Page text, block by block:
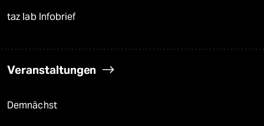
taz lab Infobrief
Veranstaltungen
Demnächst